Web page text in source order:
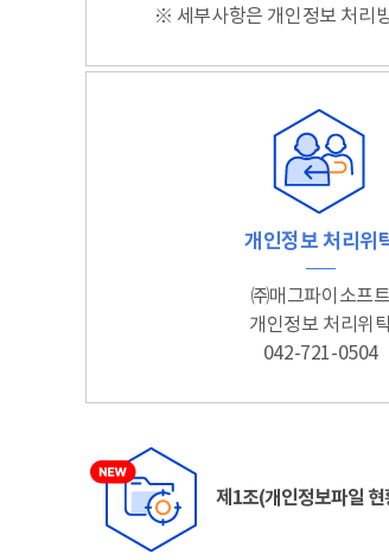
※ 세부사항은 개인정보 처리
개인정보 처리위
㈜매그파이소프트
개인정보 처리위
042-721-0504
제1조(개인정보파일